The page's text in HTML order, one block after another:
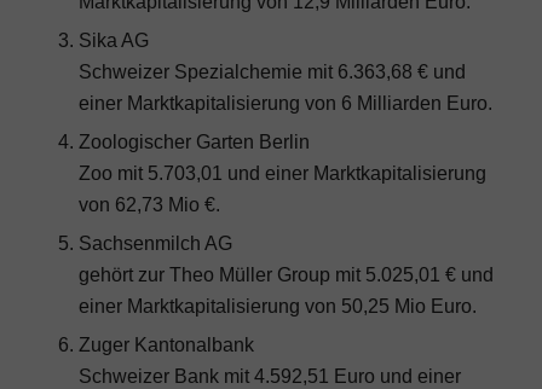
Sika AG
Schweizer Spezialchemie mit 6.363,68 € und
einer Marktkapitalisierung von 6 Milliarden Euro.
Zoologischer Garten Berlin
Zoo mit 5.703,01 und einer Marktkapitalisierung
von 62,73 Mio €.
Sachsenmilch AG
gehört zur Theo Müller Group mit 5.025,01 € und
einer Marktkapitalisierung von 50,25 Mio Euro.
Zuger Kantonalbank
Schweizer Bank mit 4.592,51 Euro und einer